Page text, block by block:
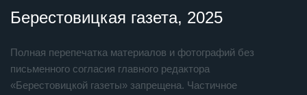
Берестовицкая газета, 2025
Полная перепечатка материалов и фотографий без
письменного согласия главного редактора
«Берестовицкой газеты» запрещена. Частичное